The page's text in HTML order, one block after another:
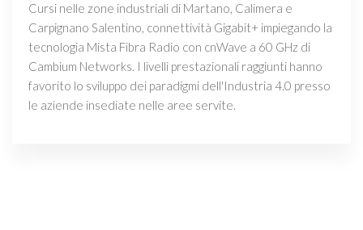
Cursi nelle zone industriali di Martano, Calimera e
Carpignano Salentino, connettività Gigabit+ impiegando la
tecnologia Mista Fibra Radio con cnWave a 60 GHz di
Cambium Networks. I livelli prestazionali raggiunti hanno
favorito lo sviluppo dei paradigmi dell'Industria 4.0 presso
le aziende insediate nelle aree servite.